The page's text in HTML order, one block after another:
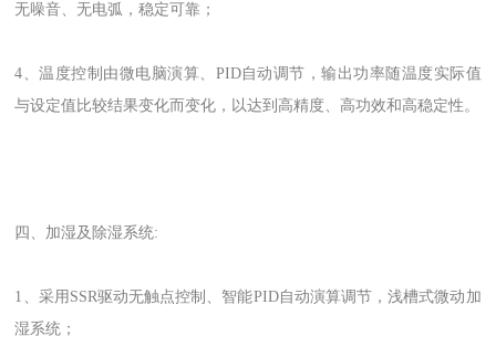
无噪音、无电弧，稳定可靠；
4、温度控制由微电脑演算、PID自动调节，输出功率随温度实际值
与设定值比较结果变化而变化，以达到高精度、高功效和高稳定性。
四、加湿及除湿系统:
1、采用SSR驱动无触点控制、智能PID自动演算调节，浅槽式微动加
湿系统；